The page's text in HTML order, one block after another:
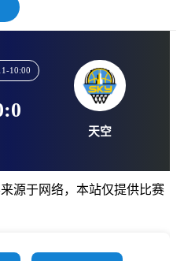
0:0
源于网络，本站仅提供比赛